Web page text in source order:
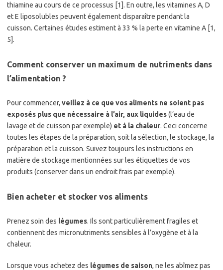
thiamine au cours de ce processus [1]. En outre, les vitamines A, D
et E liposolubles peuvent également disparaître pendant la
cuisson. Certaines études estiment à 33 % la perte en vitamine A [1,
5].
Comment conserver un maximum de nutriments dans
l’alimentation ?
Pour commencer, veillez à ce que vos aliments ne soient pas
exposés plus que nécessaire à l’air, aux liquides(l’eau de
lavage et de cuisson par exemple) et à la chaleur. Ceci concerne
toutes les étapes de la préparation, soit la sélection, le stockage, la
préparation et la cuisson. Suivez toujours les instructions en
matière de stockage mentionnées sur les étiquettes de vos
produits (conserver dans un endroit frais par exemple).
Bien acheter et stocker vos aliments
Prenez soin des légumes. Ils sont particulièrement fragiles et
contiennent des micronutriments sensibles à l’oxygène et à la
chaleur.
Lorsque vous achetez des légumes de saison, ne les abîmez pas